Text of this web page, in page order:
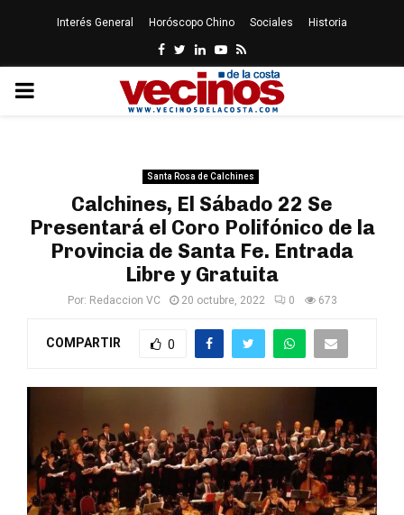
Interés General Horóscopo Chino Sociales Historia
Facebook
Twitter
LinkedinYoutube
Rss
PRIMARY
Santa Rosa de Calchines
Calchines, El Sábado 22 Se
Presentará el Coro Polifónico de la
Provincia de Santa Fe. Entrada
Libre y Gratuita
Por: Redaccion VC 20 octubre, 2022 0 673
COMPARTIR 0